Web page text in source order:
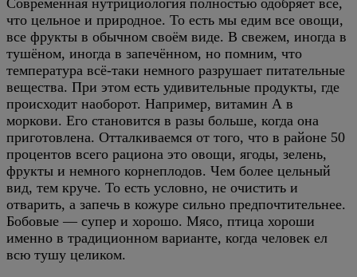
Современная нутрициология полностью одобряет всё,
что цельное и природное. То есть мы едим все овощи,
все фрукты в обычном своём виде. В свежем, иногда в
тушёном, иногда в запечённом, но помним, что
температура всё-таки немного разрушает питательные
вещества. При этом есть удивительные продукты, где
происходит наоборот. Например, витамин А в
моркови. Его становится в разы больше, когда она
приготовлена. Отталкиваемся от того, что в районе 50
процентов всего рациона это овощи, ягоды, зелень,
фрукты и немного корнеплодов. Чем более цельный
вид, тем круче. То есть условно, не очистить и
отварить, а запечь в кожуре сильно предпочтительнее.
Бобовые — супер и хорошо. Мясо, птица хороши
именно в традиционном варианте, когда человек ел
всю тушу целиком.